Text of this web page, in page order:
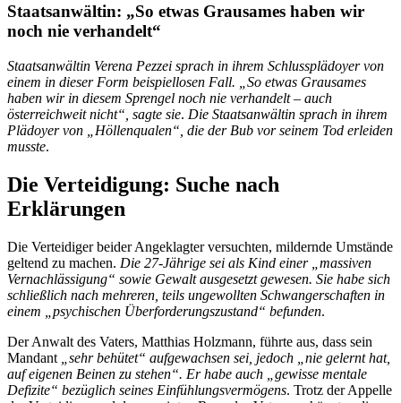
Staatsanwältin: „So etwas Grausames haben wir
noch nie verhandelt“
Staatsanwältin Verena Pezzei sprach in ihrem Schlussplädoyer von
einem in dieser Form beispiellosen Fall. „So etwas Grausames
haben wir in diesem Sprengel noch nie verhandelt – auch
österreichweit nicht“, sagte sie. Die Staatsanwältin sprach in ihrem
Plädoyer von „Höllenqualen“, die der Bub vor seinem Tod erleiden
musste.
Die Verteidigung: Suche nach
Erklärungen
Die Verteidiger beider Angeklagter versuchten, mildernde Umstände
geltend zu machen. Die 27-Jährige sei als Kind einer „massiven
Vernachlässigung“ sowie Gewalt ausgesetzt gewesen. Sie habe sich
schließlich nach mehreren, teils ungewollten Schwangerschaften in
einem „psychischen Überforderungszustand“ befunden.
Der Anwalt des Vaters, Matthias Holzmann, führte aus, dass sein
Mandant
„sehr behütet“ aufgewachsen sei, jedoch „nie gelernt hat,
auf eigenen Beinen zu stehen“. Er habe auch „gewisse mentale
Defizite“ bezüglich seines Einfühlungsvermögens. Trotz der Appelle